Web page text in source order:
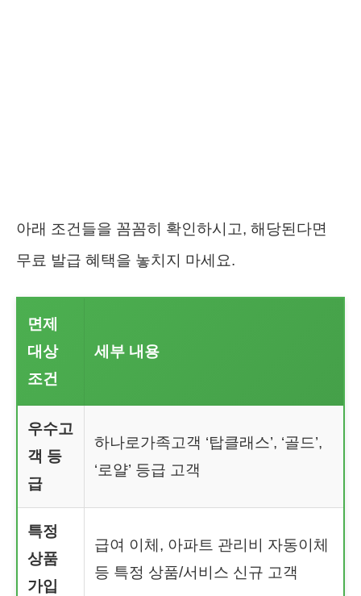
아래 조건들을 꼼꼼히 확인하시고, 해당된다면
무료 발급 혜택을 놓치지 마세요.
면제
대상
조건
세부 내용
우수고
객 등
급
하나로가족고객 ‘탑클래스’, ‘골드’,
‘로얄’ 등급 고객
특정
상품
가입
급여 이체, 아파트 관리비 자동이체
등 특정 상품/서비스 신규 고객